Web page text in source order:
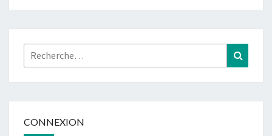
Rechercher :
CONNEXION